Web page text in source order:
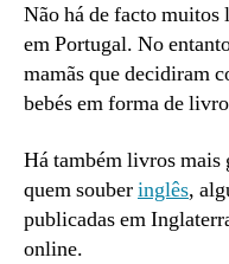
Não há de facto muitos
em Portugal. No
mamãs que decidiram
bebés em forma de
Há também livros mais
quem souberinglês,
publicadas em
online.